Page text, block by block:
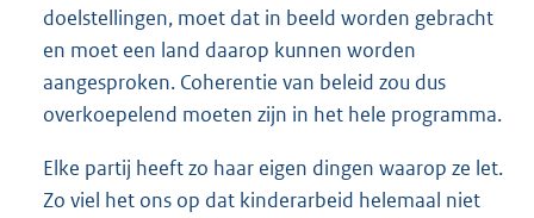
doelstellingen, moet dat in beeld worden gebracht
en moet een land daarop kunnen worden
aangesproken. Coherentie van beleid zou dus
overkoepelend moeten zijn in het hele programma.
Elke partij heeft zo haar eigen dingen waarop ze let.
Zo viel het ons op dat kinderarbeid helemaal niet